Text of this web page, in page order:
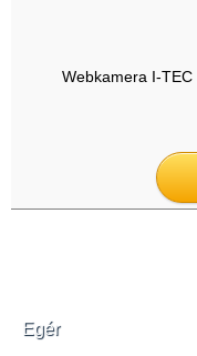
Egér
Webkamera I-TEC